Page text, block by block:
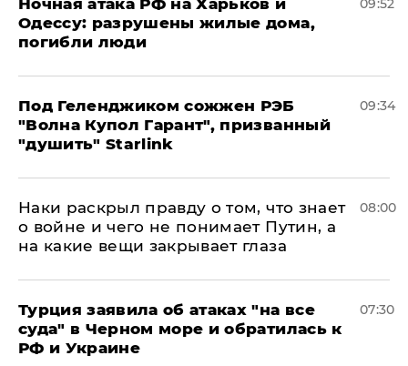
Одессу: разрушены жилые дома,
погибли люди
Под Геленджиком сожжен РЭБ
"Волна Купол Гарант", призванный
"душить" Starlink
09:34
Наки раскрыл правду о том, что знает
о войне и чего не понимает Путин, а
на какие вещи закрывает глаза
08:00
Турция заявила об атаках "на все
суда" в Черном море и обратилась к
РФ и Украине
07:30